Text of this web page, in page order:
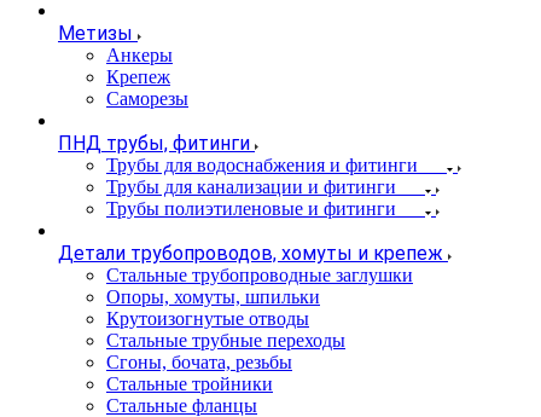
Метизы
Анкеры
Крепеж
Саморезы
ПНД трубы, фитинги
Трубы для водоснабжения и фитинги
Трубы для канализации и фитинги
Трубы полиэтиленовые и фитинги
Детали трубопроводов, хомуты и крепеж
Стальные трубопроводные заглушки
Опоры, хомуты, шпильки
Крутоизогнутые отводы
Стальные трубные переходы
Сгоны, бочата, резьбы
Стальные тройники
Стальные фланцы